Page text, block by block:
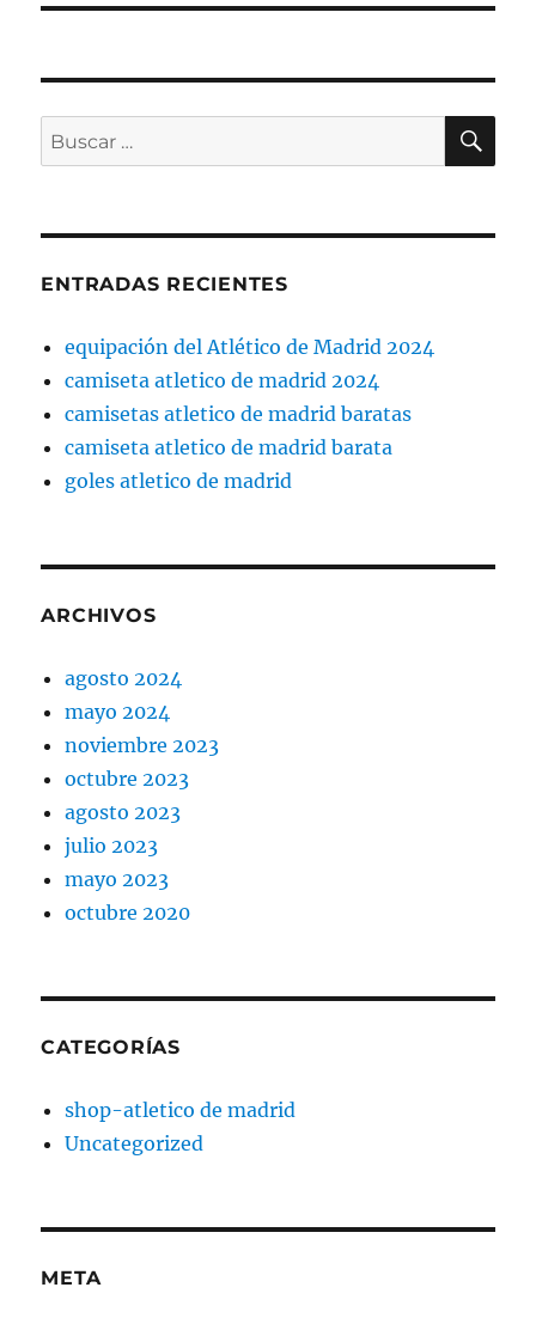
Buscar
por:
ENTRADAS RECIENTES
equipación del Atlético de Madrid 2024
camiseta atletico de madrid 2024
camisetas atletico de madrid baratas
camiseta atletico de madrid barata
goles atletico de madrid
ARCHIVOS
agosto 2024
mayo 2024
noviembre 2023
octubre 2023
agosto 2023
julio 2023
mayo 2023
octubre 2020
CATEGORÍAS
shop-atletico de madrid
Uncategorized
META